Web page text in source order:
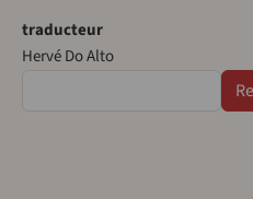
traducteur
Hervé Do Alto